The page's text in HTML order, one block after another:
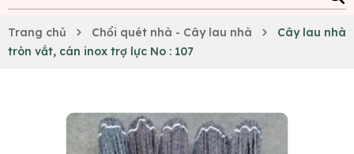
Trang chủ Chổi quét nhà - Cây lau nhà
Cây lau nhà
tròn vắt, cán inox trợ lực No : 107